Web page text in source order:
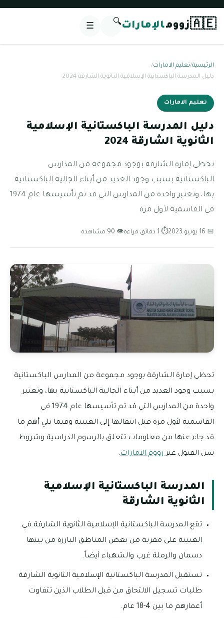
🇦🇪زوومالإمارات🔍
☰
الرئيسية/تعليم الامارات/
دليل المدرسة الباكستانية الإسلامية الثانوية الشارقة 2024
تعليم الامارات
دليل المدرسة الباكستانية الإسلامية
الثانوية الشارقة 2024
تحظى إمارة الشارقة بوجود مجموعة من المدارس
الباكستانية بسبب وجود العديد من أبناء الجالية الباكستانية
بها، وتعتبر واحدة من المدارس التي قد تم تأسيسها عام 1974
في القاسمية لأول مرة
📅 16 يونيو 2023 ⏱ 1 دقائق قراءة 👁 90 مشاهدة
تحظى إمارة الشارقة بوجود مجموعة من المدارس الباكستانية
بسبب وجود العديد من أبناء الجالية الباكستانية بها، وتعتبر
واحدة من المدارس التي قد تم تأسيسها عام 1974 في
القاسمية لأول مرة قبل انتقالها إلى الغيبية وفيما يلي أهم ما
قد جاء عنها من معلومات تتعلق بالرسوم الدراسية وشروط
سن القبول عبرزووم الامارات.
المدرسة الباكستانية الإسلامية
الثانوية الشارقة
تقع المدرسة الباكستانية الإسلامية الثانوية الشارقة في
الغبيبة على مقربة من بعض المناطق البارزة من بينها
دسمان والرملة غرب والشهباء أيضاً.
تستقبل المدرسة الباكستانية الإسلامية الثانوية الشارقة
طلبات تسجيل الالتحاق من قبل الطلاب الذين تتفاوت
أعمارهم ما بين 4-18 عام.